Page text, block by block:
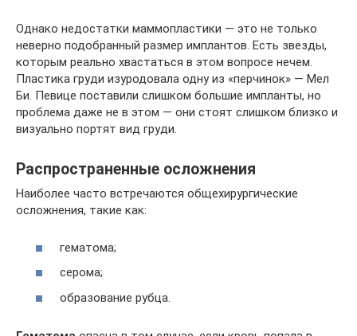
Однако недостатки маммопластики — это не только
неверно подобранный размер имплантов. Есть звезды,
которым реально хвастаться в этом вопросе нечем.
Пластика груди изуродовала одну из «перчинок» — Мел
Би. Певице поставили слишком большие импланты, но
проблема даже не в этом — они стоят слишком близко и
визуально портят вид груди.
Распространенные осложнения
Наиболее часто встречаются общехирургические
осложнения, такие как:
гематома;
серома;
образование рубца.